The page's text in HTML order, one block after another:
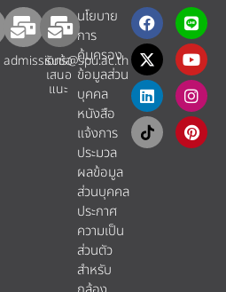
admissions@spu.ac.th
รับข้อ
เสนอ
แนะ​
นโยบาย
การ
คุ้มครอง
ข้อมูลส่วน
บุคคล
หนังสือ
แจ้งการ
ประมวล
ผลข้อมูล
ส่วนบุคคล
ประกาศ
ความเป็น
ส่วนตัว
สำหรับ